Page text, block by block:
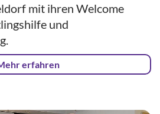
mit ihren Welcome
und
erfahren